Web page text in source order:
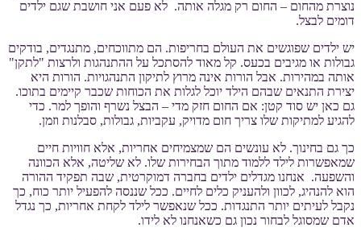
נוצרת מהחום – החום רק מגלה אותה. לא פעם אני חושבת שגם ילדים
דומים לבצל.
יש ילדים שפוגשים את העולם בחריפות. הם מתווכחים, מתנגדים, בודקים
גבולות או מגיבים בכעס. קל מאוד להסתכל על ההתנהגות ולרצות "לתקן"
אותה במהירות. אבל הורות אינה מרוץ לתיקון התנהגויות. הורות היא
יצירת התנאים שבהם הילד יוכל לגלות את הכוחות שכבר קיימים בתוכו.
גם כאן יש סוד קטן: אם החום חזק מדי – הבצל נשרף והופך למר. כדי
להגיע למתיקות שלו צריך חום מדויק, עקביות, גבולות, סבלנות וזמן.
כך גם בחינוך. לא עונשים הם שמצמיחים אחריות, אלא חוויות חיים
שמאפשרות לילד ללמוד מתוך הבחירות שלו. לא שליטה, אלא הכוונה
והשפעה. אנחנו מגדלים ילדים בחברה דמוקרטית, שבה תפקיד ההורה
הוא להנהיג, לכוון ולהעניק כלים לחיים. ככל שננסה להפעיל יותר כוח, כך
נקבל לעיתים יותר התנגדות. ככל שנאפשר לילד לקחת אחריות, כך נגדל
אדם שמסוגל לבחור נכון גם כשאנחנו לא לידו.